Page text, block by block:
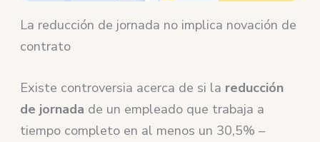
La reducción de jornada no implica novación de
contrato
Existe controversia acerca de si la reducción
de jornada de un empleado que trabaja a
tiempo completo en al menos un 30,5% –